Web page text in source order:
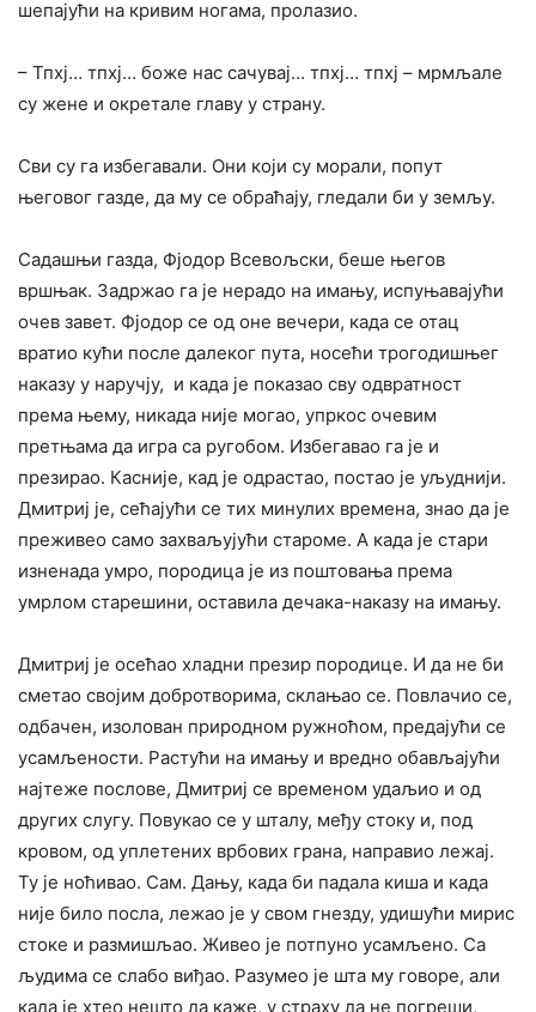
шепајући на кривим ногама, пролазио.
– Тпхј… тпхј… боже нас сачувај… тпхј… тпхј – мрмљале
су жене и окретале главу у страну.
Сви су га избегавали. Они који су морали, попут
његовог газде, да му се обраћају, гледали би у земљу.
Садашњи газда, Фјодор Всевољски, беше његов
вршњак. Задржао га је нерадо на имању, испуњавајући
очев завет. Фјодор се од оне вечери, када се отац
вратио кући после далеког пута, носећи трогодишњег
наказу у наручју, и када је показао сву одвратност
према њему, никада није могао, упркос очевим
претњама да игра са ругобом. Избегавао га је и
презирао. Касније, кад је одрастао, постао је уљуднији.
Дмитриј је, сећајући се тих минулих времена, знао да је
преживео само захваљујући староме. А када је стари
изненада умро, породица је из поштовања према
умрлом старешини, оставила дечака-наказу на имању.
Дмитриј је осећао хладни презир породице. И да не би
сметао својим добротворима, склањао се. Повлачио се,
одбачен, изолован природном ружноћом, предајући се
усамљености. Растући на имању и вредно обављајући
најтеже послове, Дмитриј се временом удаљио и од
других слугу. Повукао се у шталу, међу стоку и, под
кровом, од уплетених врбових грана, направио лежај.
Ту је ноћивао. Сам. Дању, када би падала киша и када
није било посла, лежао је у свом гнезду, удишући мирис
стоке и размишљао. Живео је потпуно усамљено. Са
људима се слабо виђао. Разумео је шта му говоре, али
када је хтео нешто да каже, у страху да не погреши,